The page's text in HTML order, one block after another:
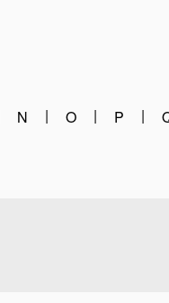
N | O | P |